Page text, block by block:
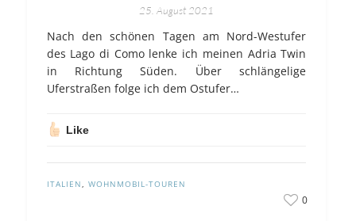
25. August 2021
Nach den schönen Tagen am Nord-Westufer
des Lago di Como lenke ich meinen Adria Twin
in Richtung Süden. Über schlängelige
Uferstraßen folge ich dem Ostufer…
Like
ITALIEN, WOHNMOBIL-TOUREN
0